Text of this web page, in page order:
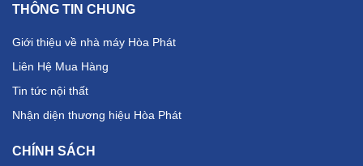
THÔNG TIN CHUNG
Giới thiệu về nhà máy Hòa Phát
Liên Hệ Mua Hàng
Tin tức nội thất
Nhận diện thương hiệu Hòa Phát
CHÍNH SÁCH